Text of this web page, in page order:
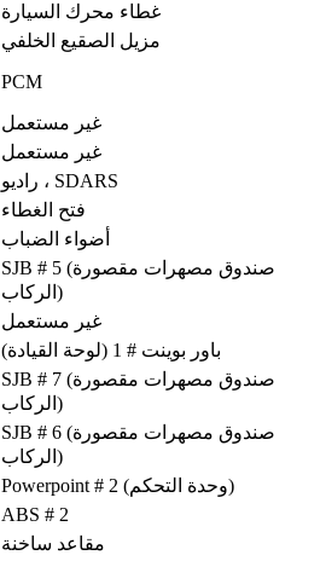
غطاء محرك السيارة
مزيل الصقيع الخلفي
PCM
غير مستعمل
غير مستعمل
راديو ، SDARS
فتح الغطاء
أضواء الضباب
SJB # 5 (صندوق مصهرات مقصورة
الركاب)
غير مستعمل
باور بوينت # 1 (لوحة القيادة)
SJB # 7 (صندوق مصهرات مقصورة
الركاب)
SJB # 6 (صندوق مصهرات مقصورة
الركاب)
Powerpoint # 2 (وحدة التحكم)
ABS # 2
مقاعد ساخنة